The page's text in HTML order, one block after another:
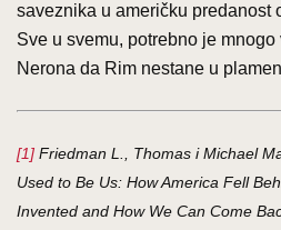
saveznika u američku predanost
Sve u svemu, potrebno je
Nerona da Rim nestane u
[1] Friedman L., Thomas i Michael
Used to Be Us: How America Fell
Invented and How We Can Come